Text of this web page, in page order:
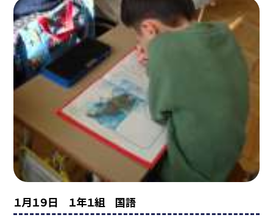
１月１９日 １年１組 国語